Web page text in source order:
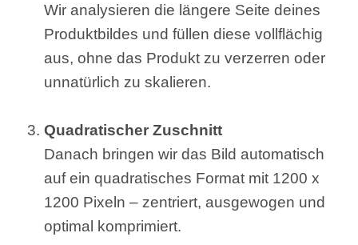
Wir analysieren die längere Seite deines
Produktbildes und füllen diese vollflächig
aus, ohne das Produkt zu verzerren oder
unnatürlich zu skalieren.
Quadratischer Zuschnitt
Danach bringen wir das Bild automatisch
auf ein quadratisches Format mit 1200 x
1200 Pixeln – zentriert, ausgewogen und
optimal komprimiert.